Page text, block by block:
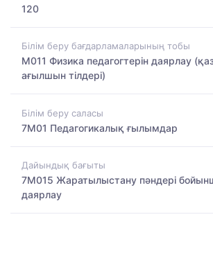
120
Білім беру бағдарламаларының тобы
M011 Физика педагогтерін даярлау
ағылшын тілдері)
Білім беру саласы
7M01 Педагогикалық ғылымдар
Дайындық бағыты
7M015 Жаратылыстану пәндері
даярлау